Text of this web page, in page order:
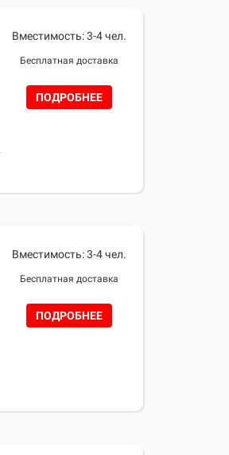
Вместимость: 3-4 чел.
Бесплатная доставка
ПОДРОБНЕЕ
Вместимость: 3-4 чел.
Бесплатная доставка
ПОДРОБНЕЕ